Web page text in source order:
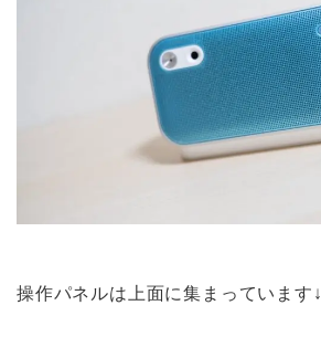
操作パネルは上面に集まっています↓